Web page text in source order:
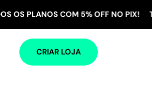
COM 5% OFF NO PIX!
CRIAR LOJA